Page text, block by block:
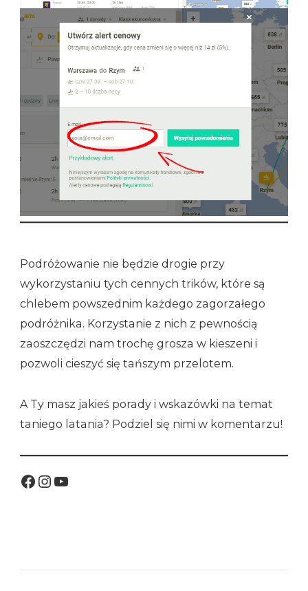
Podróżowanie nie będzie drogie przy
wykorzystaniu tych cennych trików, które są
chlebem powszednim każdego zagorzałego
podróżnika. Korzystanie z nich z pewnością
zaoszczędzi nam trochę grosza w kieszeni i
pozwoli cieszyć się tańszym przelotem.
A Ty masz jakieś porady i wskazówki na temat
taniego latania? Podziel się nimi w komentarzu!
Facebook
Instagram
YouTube